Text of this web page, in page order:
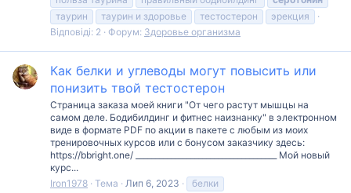
таурин
таурин и здоровье тестостерон
эрекция
Відповіді: 2
Форум: Здоровье организма
Как белки и углеводы могут повысить или
понизить твой тестостерон
Страница заказа моей книги "От чего растут мышцы на
самом деле. Бодибилдинг и фитнес наизнанку" в электронном
виде в формате PDF по акции в пакете с любым из моих
тренировочных курсов или с бонусом заказчику здесь:
https://bbright.one/ ____________________________________ Мой новый
курс...
Iron1978 Тема Лип 6, 2023
белки